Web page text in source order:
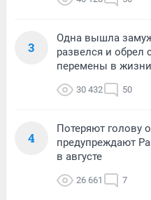
3
Одна вышла
развелся и
перемены в
30 432 50
4
Потеряют голову
предупреждают
в августе
26 661 7